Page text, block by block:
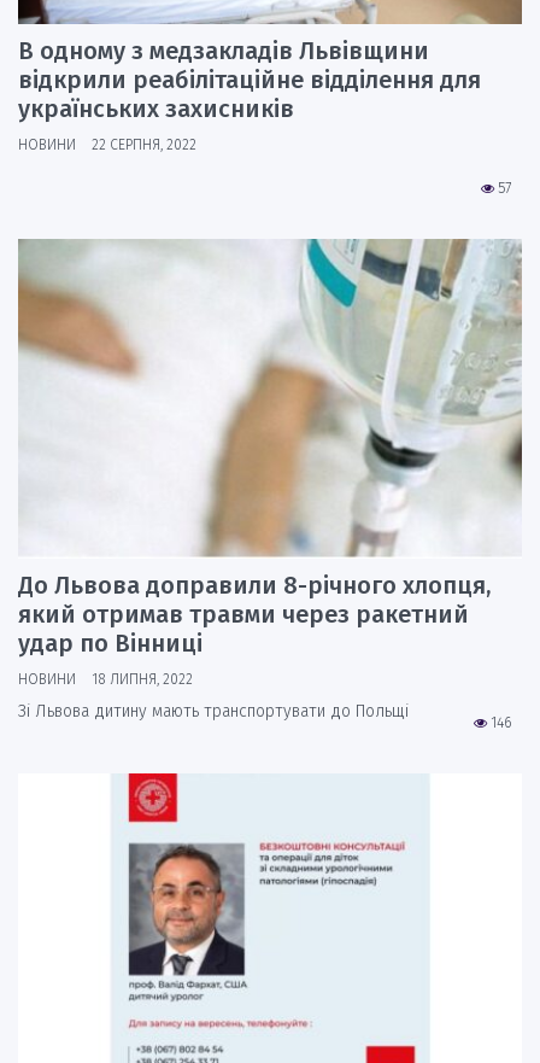
В одному з медзакладів Львівщини
відкрили реабілітаційне відділення для
українських захисників
НОВИНИ 22 СЕРПНЯ, 2022
57
До Львова доправили 8-річного хлопця,
який отримав травми через ракетний
удар по Вінниці
НОВИНИ 18 ЛИПНЯ, 2022
146
Зі Львова дитину мають транспортувати до Польщі